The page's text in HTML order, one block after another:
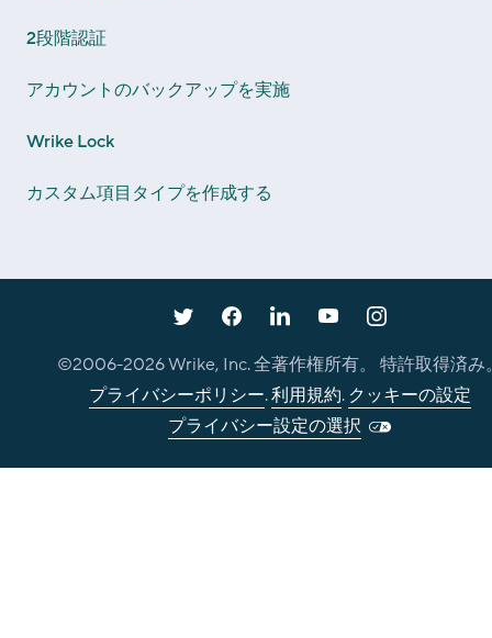
2段階認証
アカウントのバックアップを実施
Wrike Lock
カスタム項目タイプを作成する
©2006-2026Wrike, Inc. 全著作権所有。 特許取得済み
プライバシーポリシー.利用規約. クッキーの設定
プライバシー設定の選択